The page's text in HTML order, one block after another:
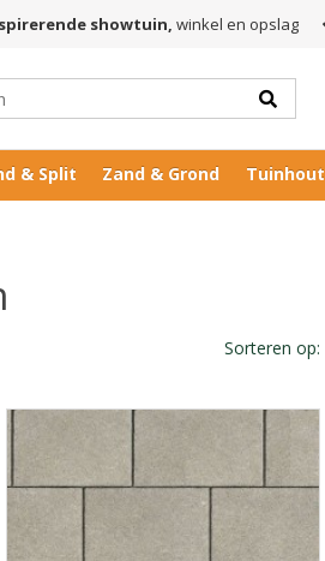
showtuin, winkel en opslag
& Split Zand & Grond Tuinhout
Sorteren op: